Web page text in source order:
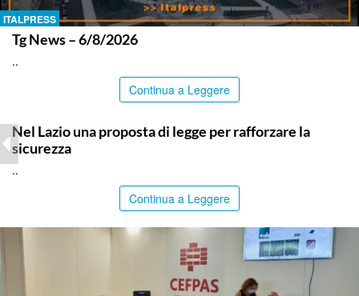
ITALPRESS
Tg News – 6/8/2026
..
Continua a Leggere
Nel Lazio una proposta di legge per rafforzare la
sicurezza
..
Continua a Leggere